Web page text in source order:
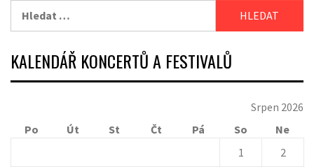
KALENDÁŘ KONCERTŮ A FESTIVALŮ
Srpen 2026
Po
Út St Čt Pá So
Ne
1
2